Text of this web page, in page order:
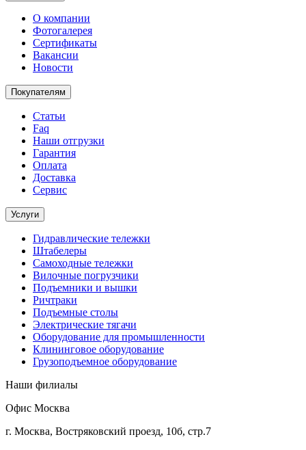
О компании
Фотогалерея
Сертификаты
Вакансии
Новости
Покупателям
Статьи
Faq
Наши отгрузки
Гарантия
Оплата
Доставка
Сервис
Услуги
Гидравлические тележки
Штабелеры
Самоходные тележки
Вилочные погрузчики
Подъемники и вышки
Ричтраки
Подъемные столы
Электрические тягачи
Оборудование для промышленности
Клининговое оборудование
Грузоподъемное оборудование
Наши филиалы
Офис Москва
г. Москва, Востряковский проезд, 10б, стр.7